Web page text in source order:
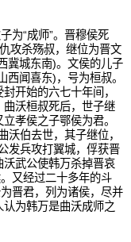
为“成师”。晋穆侯死
攻杀殇叔，继位为晋文
冀城东南)。文侯的儿子
闻喜东)，号为桓叔。
开始的六七十年间，
沃桓叔死后，世子继
孝侯之子鄂侯为君。
伯去世，其子继位，
发兵攻打翼城，俘获晋
武公使韩万杀掉晋哀
又经过二十多年的斗
晋君，列为诸侯，尽并
为韩万是曲沃成师之